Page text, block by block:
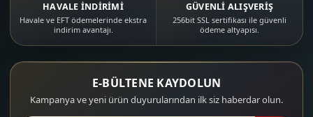
HAVALE İNDİRİMİ
Havale ve EFT ödemelerinde ekstra
indirim avantajı.
GÜVENLİ ALIŞVERİŞ
256bit SSL sertifikası ile güvenli
ödeme altyapısı.
E-BÜLTENE KAYDOLUN
Kampanya ve yeni ürün duyurularından ilk siz haberdar olun.